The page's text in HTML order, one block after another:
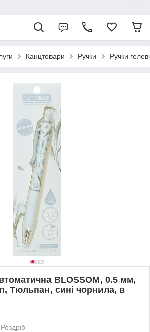
Канцтовари Ручки Ручки гелеві
BLOSSOM, 0.5 мм,
Тюльпан, сині чорнила, в
Роздріб